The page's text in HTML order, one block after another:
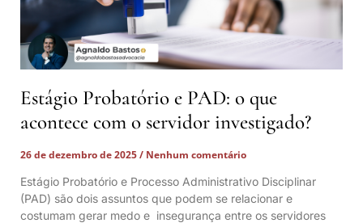
Estágio Probatório e PAD: o que
acontece com o servidor investigado?
26 de dezembro de 2025
Nenhum comentário
Estágio Probatório e Processo Administrativo Disciplinar
(PAD) são dois assuntos que podem se relacionar e
costumam gerar medo e insegurança entre os servidores